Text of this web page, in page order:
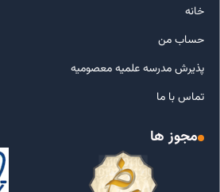
خانه
حساب من
پذیرش مدرسه علمیه معصومیه
تماس با ما
مجوز ها